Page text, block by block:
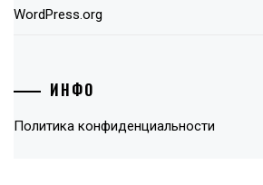
WordPress.org
ИНФО
Политика конфиденциальности